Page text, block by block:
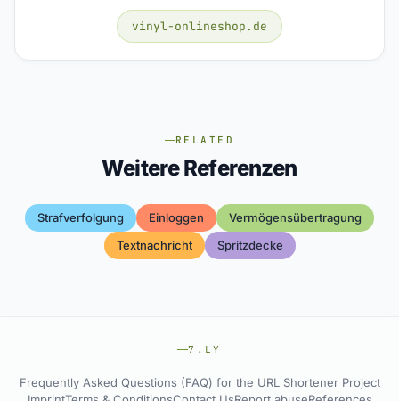
vinyl-onlineshop.de
RELATED
Weitere Referenzen
Strafverfolgung Einloggen
Vermögensübertragung
Textnachricht
Spritzdecke
7.LY
Frequently Asked Questions (FAQ) for the URL Shortener Project